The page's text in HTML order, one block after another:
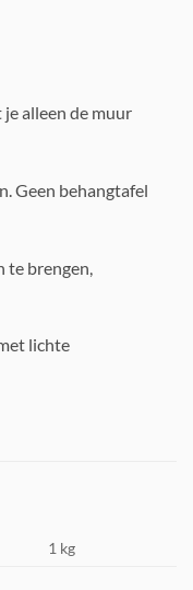
alleen de muur
Geen behangtafel
te brengen,
lichte
1 kg